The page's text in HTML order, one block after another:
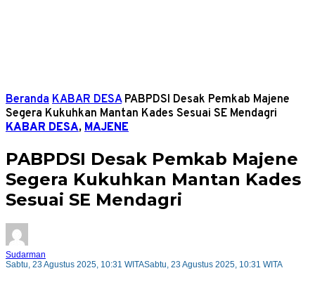
Beranda KABAR DESA PABPDSI Desak Pemkab Majene
Segera Kukuhkan Mantan Kades Sesuai SE Mendagri
KABAR DESA, MAJENE
PABPDSI Desak Pemkab Majene
Segera Kukuhkan Mantan Kades
Sesuai SE Mendagri
Sudarman
Sabtu, 23 Agustus 2025, 10:31 WITASabtu, 23 Agustus 2025, 10:31 WITA